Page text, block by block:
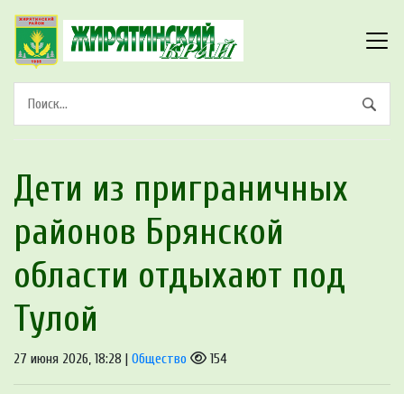
Дети из приграничных
районов Брянской
области отдыхают под
Тулой
27 июня 2026, 18:28 | Общество 154